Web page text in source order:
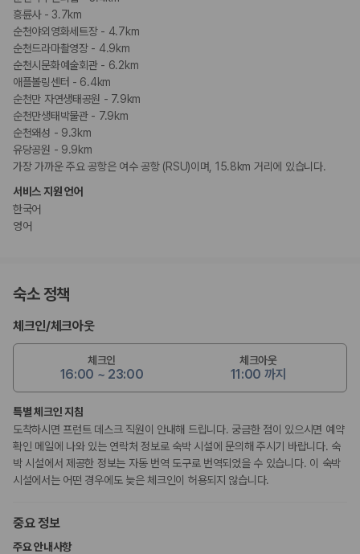
흥륜사 - 3.7km
순천야외영화세트장 - 4.7km
순천드라마촬영장 - 4.9km
순천시문화예술회관 - 6.2km
애플볼링센터 - 6.4km
순천만 자연생태공원 - 7.9km
순천만생태박물관 - 7.9km
순천왜성 - 9.3km
유당공원 - 9.9km
가장 가까운 주요 공항은 여수 공항 (RSU)이며, 15.8km 거리에 있습니다.
서비스 지원 언어
한국어
영어
숙소 정책
체크인/체크아웃
체크인
16:00 ~ 23:00
체크아웃
11:00 까지
특별 체크인 지침
도착하시면 프런트 데스크 직원이 안내해 드립니다. 궁금한 점이 있으시면 예약
확인 메일에 나와 있는 연락처 정보로 숙박 시설에 문의해 주시기 바랍니다. 숙
박 시설에서 제공한 정보는 자동 번역 도구로 번역되었을 수 있습니다. 이 숙박
시설에서는 어떤 경우에도 늦은 체크인이 허용되지 않습니다.
중요 정보
주요 안내사항